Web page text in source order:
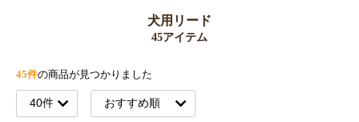
犬用リード
45アイテム
45件の商品が見つかりました